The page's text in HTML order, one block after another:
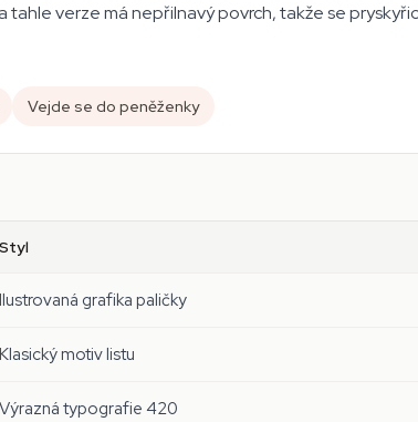
verze má nepřilnavý povrch, takže se
Vejde se do peněženky
Styl
Ilustrovaná grafika paličky
Klasický motiv listu
Výrazná typografie 420